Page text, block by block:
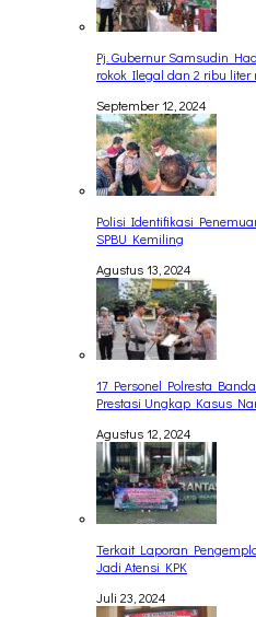
Pj. Gubernur Samsudin
rokok Ilegal dan 2 ribu
September 12, 2024
Polisi Identifikasi
SPBU Kemiling
Agustus 13, 2024
17 Personel Polresta
Prestasi Ungkap Kasus
Agustus 12, 2024
Terkait Laporan
Jadi Atensi KPK
Juli 23, 2024